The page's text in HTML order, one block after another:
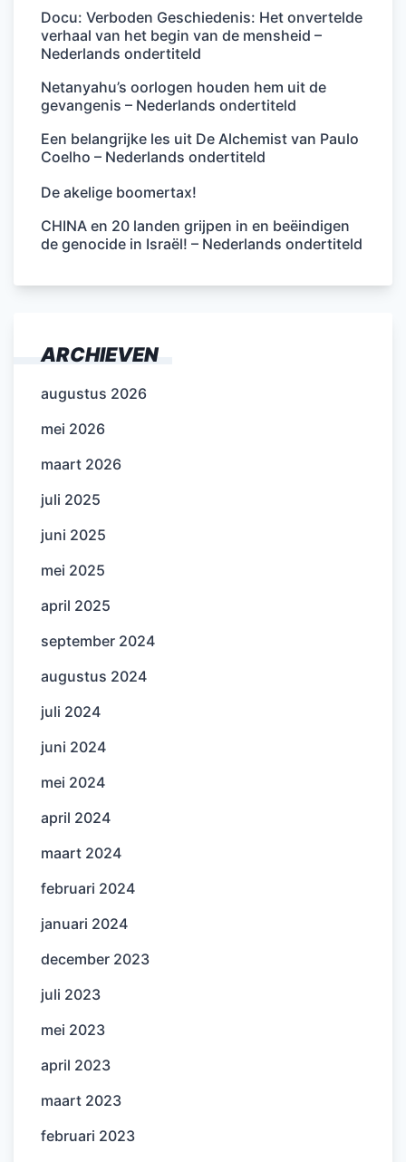
Docu: Verboden Geschiedenis: Het onvertelde
verhaal van het begin van de mensheid –
Nederlands ondertiteld
Netanyahu’s oorlogen houden hem uit de
gevangenis – Nederlands ondertiteld
Een belangrijke les uit De Alchemist van Paulo
Coelho – Nederlands ondertiteld
De akelige boomertax!
CHINA en 20 landen grijpen in en beëindigen
de genocide in Israël! – Nederlands ondertiteld
ARCHIEVEN
augustus 2026
mei 2026
maart 2026
juli 2025
juni 2025
mei 2025
april 2025
september 2024
augustus 2024
juli 2024
juni 2024
mei 2024
april 2024
maart 2024
februari 2024
januari 2024
december 2023
juli 2023
mei 2023
april 2023
maart 2023
februari 2023